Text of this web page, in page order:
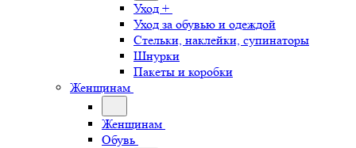
Уход +
Уход за обувью и одеждой
Стельки, наклейки, супинаторы
Шнурки
Пакеты и коробки
Женщинам
Женщинам
Обувь